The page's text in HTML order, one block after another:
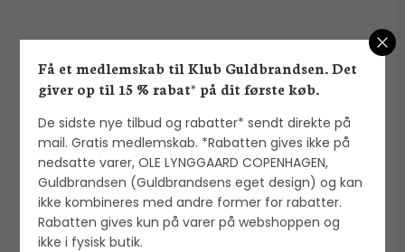
Alexander Lynggaard: ColorUp Lava Stone
armbånd (8mm) - C00240
Alexander Lynggaard
700,00 DKK
Få et medlemskab til Klub Guldbrandsen. Det
giver op til 15 % rabat* på dit første køb.
De sidste nye tilbud og rabatter* sendt direkte på
mail. Gratis medlemskab. *Rabatten gives ikke på
nedsatte varer, OLE LYNGGAARD COPENHAGEN,
Guldbrandsen (Guldbrandsens eget design) og kan
ikke kombineres med andre former for rabatter.
Rabatten gives kun på varer på webshoppen og
ikke i fysisk butik.